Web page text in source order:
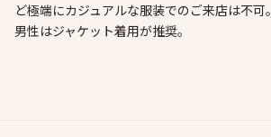
ど極端にカジュアルな服装でのご来店は不可。
男性はジャケット着用が推奨。